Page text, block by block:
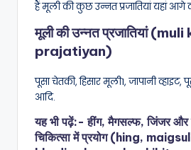
हैं मूली की कुछ उन्नत प्रजातियां यहां आगे
मूली की उन्नत प्रजातियां
prajatiyan)
पूसा चेतकी, हिसार मूली1, जापानी व्हाइट,
आदि.
यह भी पढ़ें:-हींग, मैगसल्फ, जिंजर और
चिकित्सा में प्रयोग (hing,